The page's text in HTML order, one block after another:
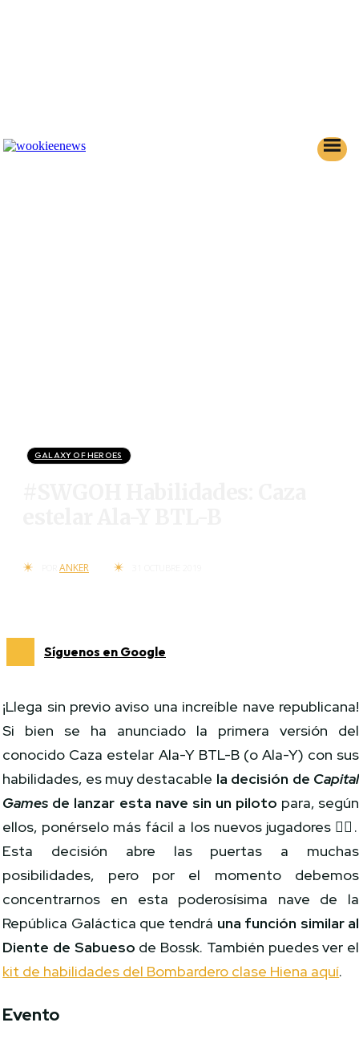
GALAXY OF HEROES
ANKER
Síguenos en Google
¡Llega sin previo aviso una increíble nave republicana!
Si bien se ha anunciado la primera versión del
conocido Caza estelar Ala-Y BTL-B (o Ala-Y) con sus
habilidades, es muy destacable la decisión de Capital
Games de lanzar esta nave sin un piloto para, según
ellos, ponérselo más fácil a los nuevos jugadores 🤷‍♀️.
Esta decisión abre las puertas a muchas
posibilidades, pero por el momento debemos
concentrarnos en esta poderosísima nave de la
República Galáctica que tendrá una función similar al
Diente de Sabueso de Bossk. También puedes ver el
kit de habilidades del Bombardero clase Hiena aquí.
Evento